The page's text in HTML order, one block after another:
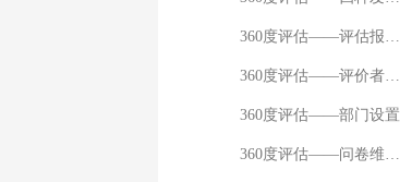
360度评估——评估报告得分计算逻辑
360度评估——评价者和被评者的追加删除
360度评估——部门设置
360度评估——问卷维度设置